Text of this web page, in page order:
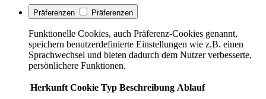
Präferenzen Präferenzen
Funktionelle Cookies, auch Präferenz-Cookies genannt,
speichern benutzerdefinierte Einstellungen wie z.B. einen
Sprachwechsel und bieten dadurch dem Nutzer verbesserte,
persönlichere Funktionen.
Herkunft Cookie Typ Beschreibung Ablauf